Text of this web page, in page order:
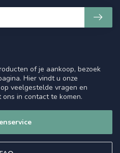
of je aankoop, bezoek
Hier vindt u onze
veelgestelde vragen en
in contact te komen.